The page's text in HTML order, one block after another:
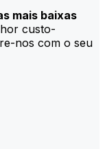
mais baixas
custo-
nos com o seu